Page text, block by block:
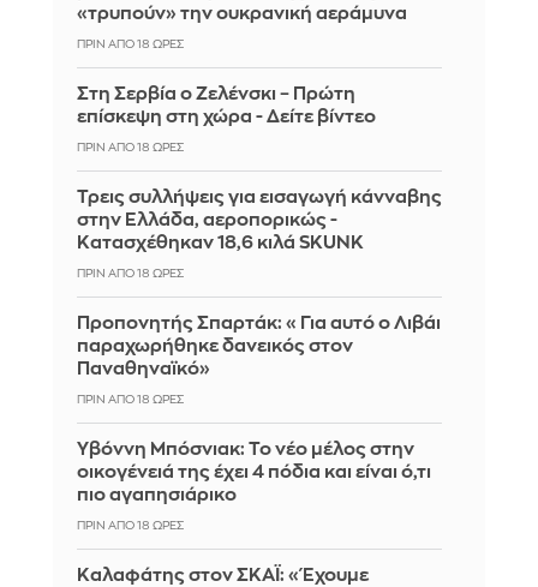
«τρυπούν» την ουκρανική αεράμυνα
ΠΡΙΝ ΑΠΌ 18 ΏΡΕΣ
Στη Σερβία ο Ζελένσκι – Πρώτη
επίσκεψη στη χώρα - Δείτε βίντεο
ΠΡΙΝ ΑΠΌ 18 ΏΡΕΣ
Τρεις συλλήψεις για εισαγωγή κάνναβης
στην Ελλάδα, αεροπορικώς -
Κατασχέθηκαν 18,6 κιλά SKUNK
ΠΡΙΝ ΑΠΌ 18 ΏΡΕΣ
Προπονητής Σπαρτάκ: «Για αυτό ο Λιβάι
παραχωρήθηκε δανεικός στον
Παναθηναϊκό»
ΠΡΙΝ ΑΠΌ 18 ΏΡΕΣ
Υβόννη Μπόσνιακ: Το νέο μέλος στην
οικογένειά της έχει 4 πόδια και είναι ό,τι
πιο αγαπησιάρικο
ΠΡΙΝ ΑΠΌ 18 ΏΡΕΣ
Καλαφάτης στον ΣΚΑΪ: «Έχουμε